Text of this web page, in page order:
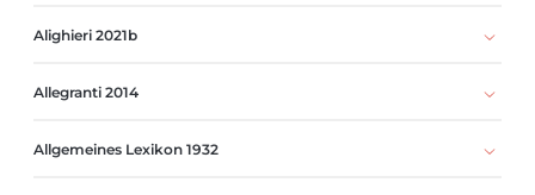
Alighieri 2021b
Allegranti 2014
Allgemeines Lexikon 1932